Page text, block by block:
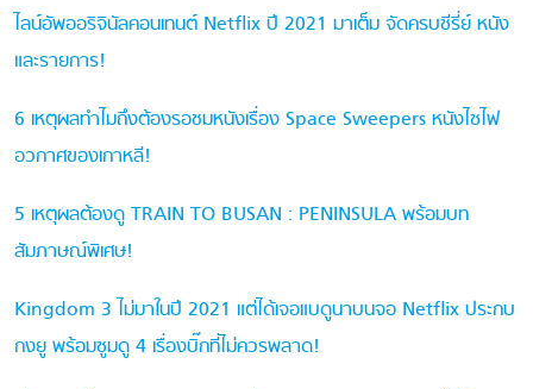
ไลน์อัพออริจินัลคอนเทนต์ Netflix ปี 2021 มาเต็ม จัดครบซีรี่ย์ หนัง
และรายการ!
6 เหตุผลทำไมถึงต้องรอชมหนังเรื่อง Space Sweepers หนังไซไฟ
อวกาศของเกาหลี!
5 เหตุผลต้องดู TRAIN TO BUSAN : PENINSULA พร้อมบท
สัมภาษณ์พิเศษ!
Kingdom 3 ไม่มาในปี 2021 แต่ได้เจอแบดูนาบนจอ Netflix ประกบ
กงยู พร้อมซูมดู 4 เรื่องบิ๊กที่ไม่ควรพลาด!